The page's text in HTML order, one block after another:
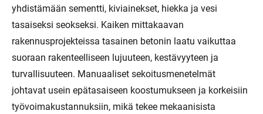
yhdistämään sementti, kiviainekset, hiekka ja vesi
tasaiseksi seokseksi. Kaiken mittakaavan
rakennusprojekteissa tasainen betonin laatu vaikuttaa
suoraan rakenteelliseen lujuuteen, kestävyyteen ja
turvallisuuteen. Manuaaliset sekoitusmenetelmät
johtavat usein epätasaiseen koostumukseen ja korkeisiin
työvoimakustannuksiin, mikä tekee mekaanisista